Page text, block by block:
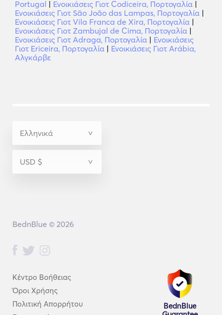
Portugal | Ενοικιάσεις Γιοτ Codiceira, Πορτογαλία |
Ενοικιάσεις Γιοτ São João das Lampas, Πορτογαλία |
Ενοικιάσεις Γιοτ Vila Franca de Xira, Πορτογαλία |
Ενοικιάσεις Γιοτ Zambujal de Cima, Πορτογαλία |
Ενοικιάσεις Γιοτ Adraga, Πορτογαλία | Ενοικιάσεις
Γιοτ Ericeira, Πορτογαλία | Ενοικιάσεις Γιοτ Arábia,
Αλγκάρβε
Κέντρο Βοήθειας
Όροι Χρήσης
Πολιτική Απορρήτου
BednBlue
BednBlue © 2026